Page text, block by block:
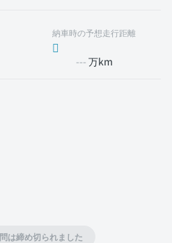
納車時の予想走行距離
--- 万km
は締め切られました